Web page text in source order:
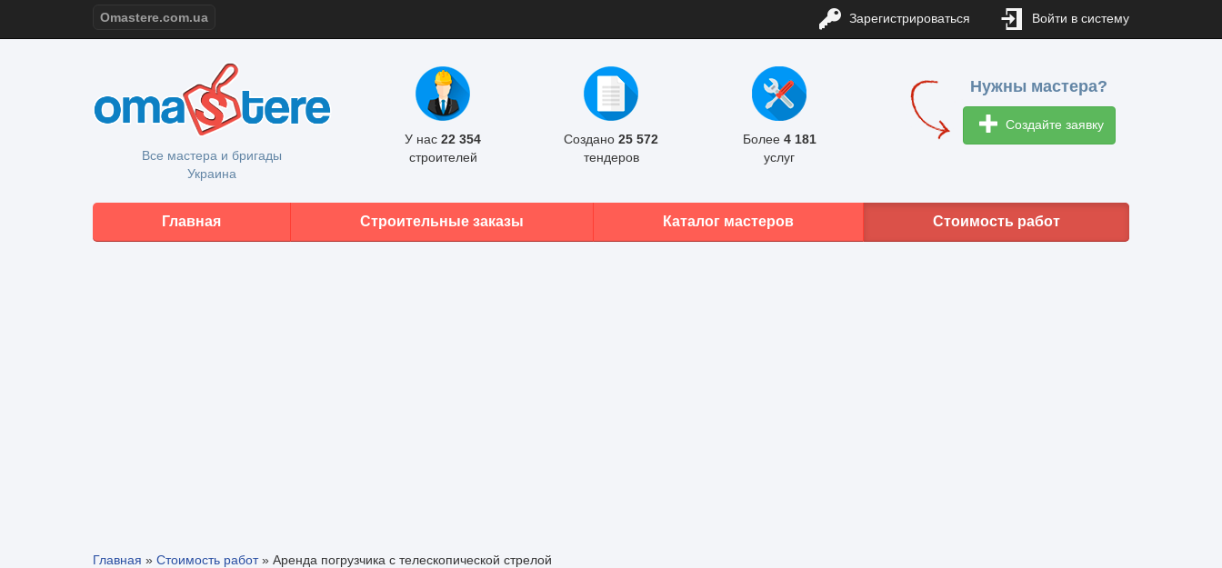
Omastere.com.ua Зарегистрироваться Войти в систему
Все мастера и бригады
Украина
У нас 22 354
строителей
Создано 25 572
тендеров
Более 4 181
услуг
Нужны мастера?
Создайте заявку
Главная Строительные заказы Каталог мастеров Стоимость работ
Главная » Стоимость работ» Аренда погрузчика с телескопической стрелой